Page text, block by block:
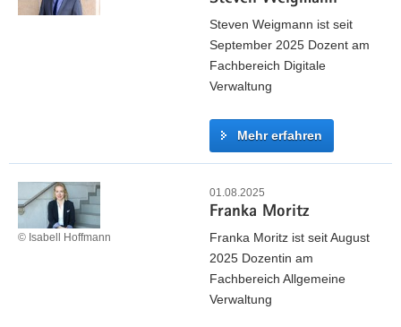
r
B
a
r
b
r
B
u
s
Steven Weigmann ist seit
September 2025 Dozent am
Fachbereich Digitale
Verwaltung
Mehr erfahren
t
e
v
e
n
W
© Isabell Hoffmann
01.08.2025
Franka Moritz
Franka Moritz ist seit August
2025 Dozentin am
Fachbereich Allgemeine
Verwaltung